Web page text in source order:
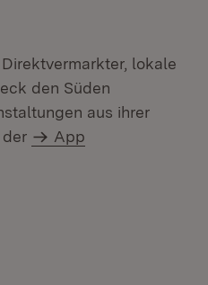
lokale
den Süden
aus ihrer
der
App